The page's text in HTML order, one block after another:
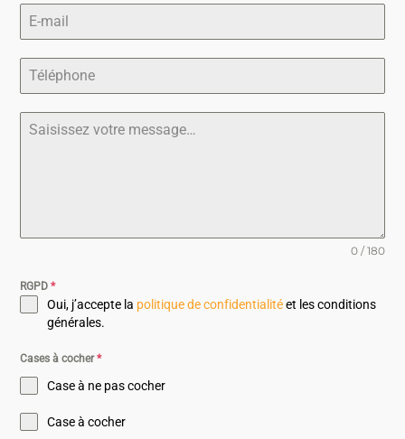
0 / 180
RGPD*
Oui, j’accepte la politique de confidentialitéet les conditions
générales.
Cases à cocher*
Case à ne pas cocher
Case à cocher